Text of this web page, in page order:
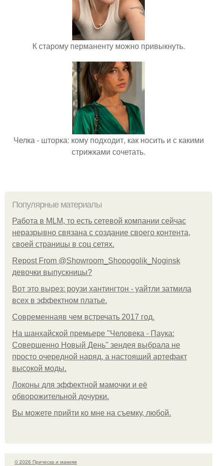
К старому перманенту можно привыкнуть.
Челка - шторка: кому подходит, как носить и с какими
стрижками сочетать.
Популярные материалы
Работа в MLM, то есть сетевой компании сейчас
неразрывно связана с создание своего контента,
своей страницы в соц сетях.
Repost From @Showroom_Shopogolik_Noginsk
девочки выпускницы?
Вот это вырез: роузи хантингтон - уайтли затмила
всех в эффектном платьe.
Современнаяв чем встречать 2017 год.
На шанхайской премьере "Человека - Паука:
Совершенно Новый День" зендея выбрала не
просто очередной наряд, а настоящий артефакт
высокой моды.
Локоны для эффектной мамочки и её
обворожительной дочурки.
Вы можете прийти ко мне на съемку, любой.
© 2026 Прическа и макияж